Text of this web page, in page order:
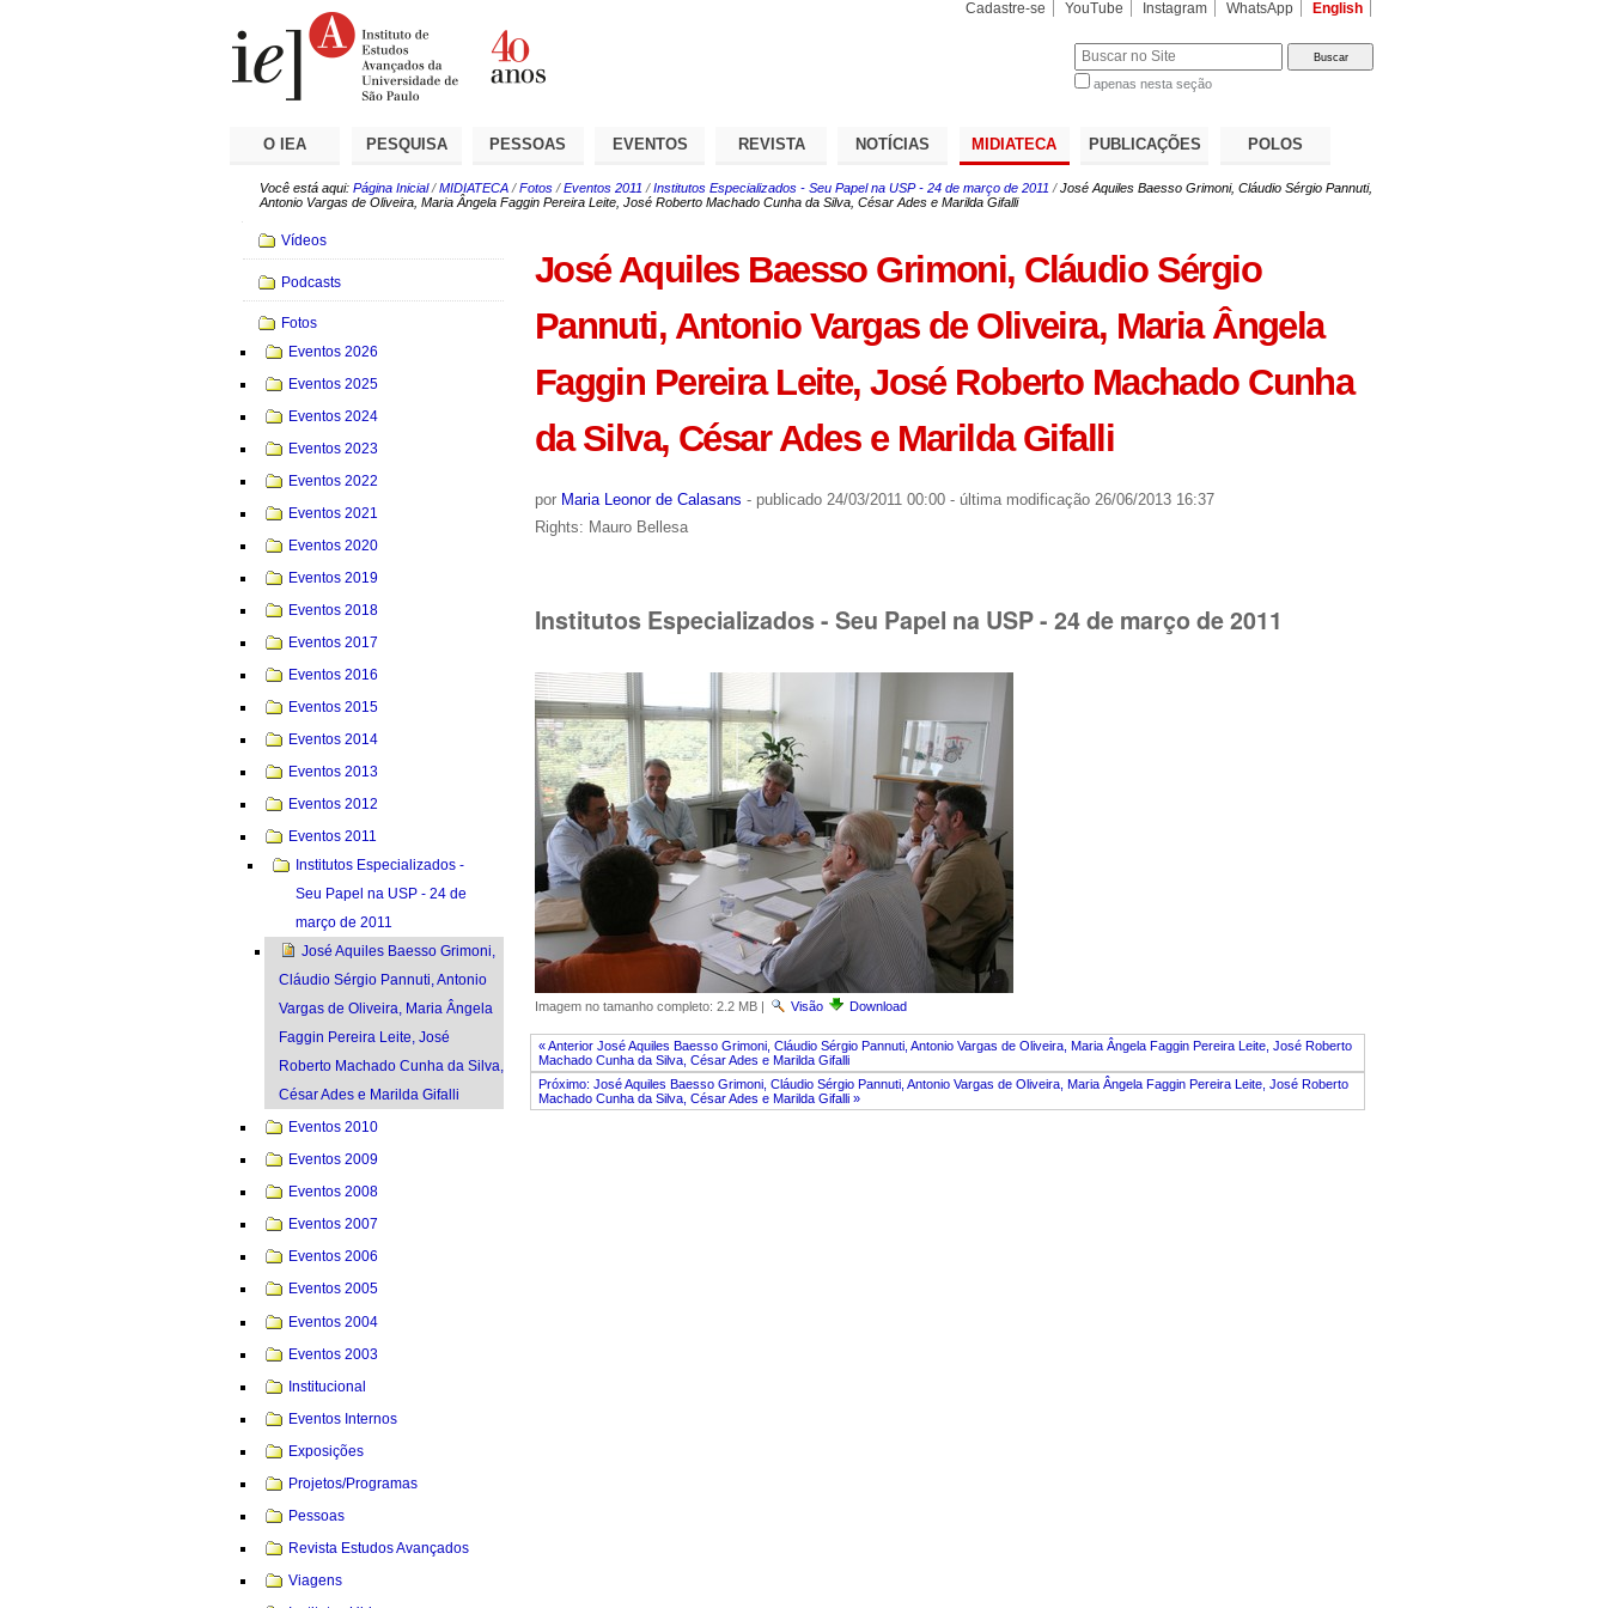
Cadastre-se YouTube Instagram WhatsApp English
apenas nesta seção
O IEA PESQUISA PESSOAS EVENTOS REVISTA NOTÍCIAS MIDIATECA PUBLICAÇÕES POLOS
Você está aqui: Página Inicial /MIDIATECA /Fotos /Eventos 2011 /Institutos Especializados - Seu Papel na USP - 24 de março de 2011 /José Aquiles Baesso Grimoni, Cláudio Sérgio Pannuti,
Antonio Vargas de Oliveira, Maria Ângela Faggin Pereira Leite, José Roberto Machado Cunha da Silva, César Ades e Marilda Gifalli
José Aquiles Baesso Grimoni, Cláudio Sérgio
Pannuti, Antonio Vargas de Oliveira, Maria Ângela
Faggin Pereira Leite, José Roberto Machado Cunha
da Silva, César Ades e Marilda Gifalli
por Maria Leonor de Calasans - publicado24/03/2011 00:00 - última modificação26/06/2013 16:37
Rights: Mauro Bellesa
Institutos Especializados - Seu Papel na USP - 24 de março de 2011
Imagem no tamanho completo: 2.2 MB| Visão Download
« Anterior José Aquiles Baesso Grimoni, Cláudio Sérgio Pannuti, Antonio Vargas de Oliveira, Maria Ângela Faggin Pereira Leite, José Roberto
Machado Cunha da Silva, César Ades e Marilda Gifalli
Próximo: José Aquiles Baesso Grimoni, Cláudio Sérgio Pannuti, Antonio Vargas de Oliveira, Maria Ângela Faggin Pereira Leite, José Roberto
Machado Cunha da Silva, César Ades e Marilda Gifalli »
Navegação
Vídeos
Podcasts
Fotos
Eventos 2026
Eventos 2025
Eventos 2024
Eventos 2023
Eventos 2022
Eventos 2021
Eventos 2020
Eventos 2019
Eventos 2018
Eventos 2017
Eventos 2016
Eventos 2015
Eventos 2014
Eventos 2013
Eventos 2012
Eventos 2011
Institutos Especializados -
Seu Papel na USP - 24 de
março de 2011
José Aquiles Baesso Grimoni,
Cláudio Sérgio Pannuti, Antonio
Vargas de Oliveira, Maria Ângela
Faggin Pereira Leite, José
Roberto Machado Cunha da Silva,
César Ades e Marilda Gifalli
Eventos 2010
Eventos 2009
Eventos 2008
Eventos 2007
Eventos 2006
Eventos 2005
Eventos 2004
Eventos 2003
Institucional
Eventos Internos
Exposições
Projetos/Programas
Pessoas
Revista Estudos Avançados
Viagens